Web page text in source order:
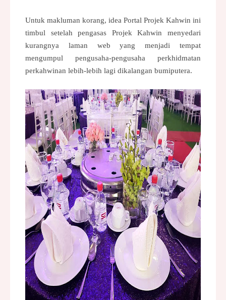
Untuk makluman korang, idea Portal Projek Kahwin ini
timbul setelah pengasas Projek Kahwin menyedari
kurangnya laman web yang menjadi tempat
mengumpul pengusaha-pengusaha perkhidmatan
perkahwinan lebih-lebih lagi dikalangan bumiputera.